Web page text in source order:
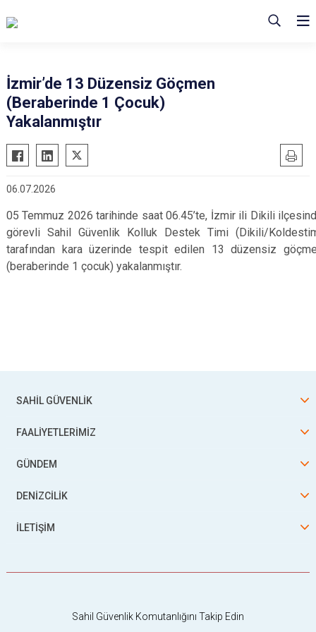
İzmir’de 13 Düzensiz Göçmen
(Beraberinde 1 Çocuk)
Yakalanmıştır
06.07.2026
05 Temmuz 2026 tarihinde saat 06.45’te, İzmir ili Dikili
görevli Sahil Güvenlik Kolluk Destek Timi (Dikili/
tarafından kara üzerinde tespit edilen 13 düzensiz
(beraberinde 1 çocuk) yakalanmıştır.
SAHİL GÜVENLİK
FAALİYETLERİMİZ
GÜNDEM
DENİZCİLİK
İLETİŞİM
Sahil Güvenlik Komutanlığını Takip Edin